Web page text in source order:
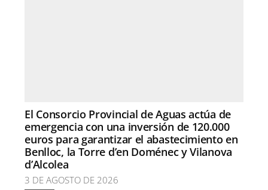
El Consorcio Provincial de Aguas actúa de
emergencia con una inversión de 120.000
euros para garantizar el abastecimiento en
Benlloc, la Torre d’en Doménec y Vilanova
d’Alcolea
3 DE AGOSTO DE 2026